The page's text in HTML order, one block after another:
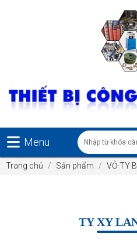
Menu
Trang chủ Sản phẩm VỎ-TY
TY XY